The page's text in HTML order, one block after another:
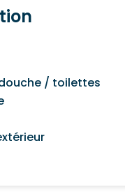
douche / toilettes